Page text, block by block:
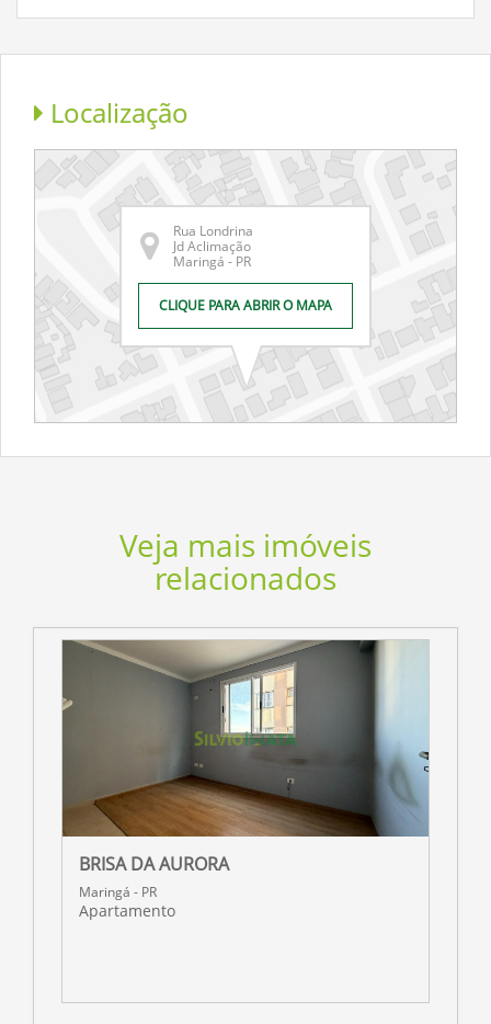
Localização
Rua Londrina
Jd Aclimação
Maringá - PR
CLIQUE PARA ABRIR O MAPA
Veja mais imóveis
relacionados
BRISA DA AURORA
Maringá - PR
Apartamento